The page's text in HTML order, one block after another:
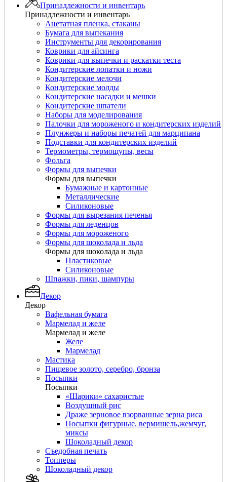
Принадлежности и инвентарь
Принадлежности и инвентарь
Ацетатная пленка, стаканы
Бумага для выпекания
Инструменты для декорирования
Коврики для айсинга
Коврики для выпечки и раскатки теста
Кондитерские лопатки и ножи
Кондитерские мелочи
Кондитерские молды
Кондитерские насадки и мешки
Кондитерские шпатели
Наборы для моделирования
Палочки для мороженого и кондитерских изделий
Плунжеры и наборы печатей для марципана
Подставки для кондитерских изделий
Термометры, термощупы, весы
Фольга
Формы для выпечки
Формы для выпечки
Бумажные и картонные
Металлические
Силиконовые
Формы для вырезания печенья
Формы для леденцов
Формы для мороженого
Формы для шоколада и льда
Формы для шоколада и льда
Пластиковые
Силиконовые
Шпажки, пики, шампуры
Декор
Декор
Вафельная бумага
Мармелад и желе
Мармелад и желе
Желе
Мармелад
Мастика
Пищевое золото, серебро, бронза
Посыпки
Посыпки
«Шарики» сахаристые
Воздушный рис
Драже зерновое взорванные зерна риса
Посыпки фигурные, вермишель,жемчуг,
миксы
Шоколадный декор
Съедобная печать
Топперы
Шоколадный декор